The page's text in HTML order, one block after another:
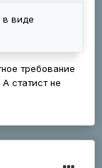
в виде
требование
статист не